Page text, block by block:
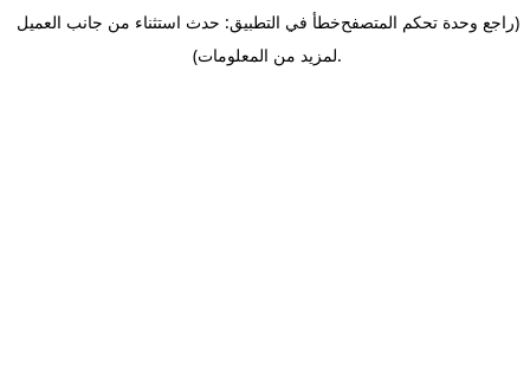
خطأ في التطبيق: حدث استثناء من جانب العميل(راجع وحدة تحكم المتصفح
لمزيد من المعلومات).